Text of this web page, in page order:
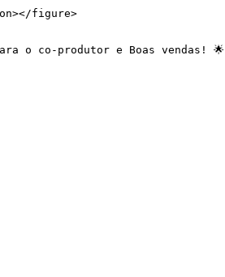
figure>
o co-produtor e Boas vendas! 🌟